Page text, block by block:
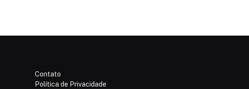
Contato
Política de Privacidade